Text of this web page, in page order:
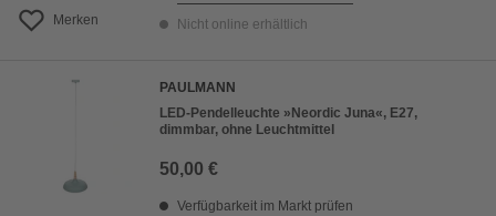
Merken Nicht online erhältlich
PAULMANN
LED-Pendelleuchte »Neordic Juna«, E27,
dimmbar, ohne Leuchtmittel
50,00 €
Verfügbarkeit im Markt prüfen